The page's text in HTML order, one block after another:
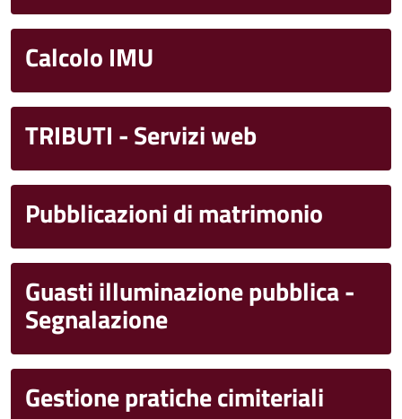
Calcolo IMU
TRIBUTI - Servizi web
Pubblicazioni di matrimonio
Guasti illuminazione pubblica -
Segnalazione
Gestione pratiche cimiteriali